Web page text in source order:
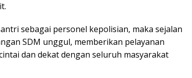
sebagai personel kepolisian, maka sejalan
SDM unggul, memberikan pelayanan
dan dekat dengan seluruh masyarakat